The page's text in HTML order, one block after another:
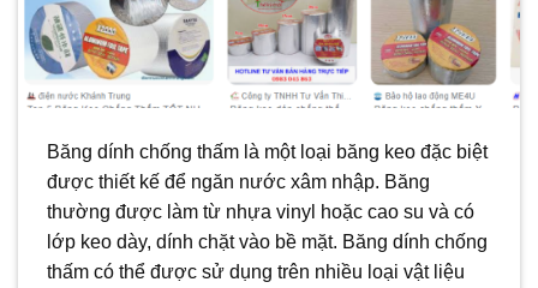
Băng dính chống thấm là một loại băng keo đặc biệt
được thiết kế để ngăn nước xâm nhập. Băng
thường được làm từ nhựa vinyl hoặc cao su và có
lớp keo dày, dính chặt vào bề mặt. Băng dính chống
thấm có thể được sử dụng trên nhiều loại vật liệu